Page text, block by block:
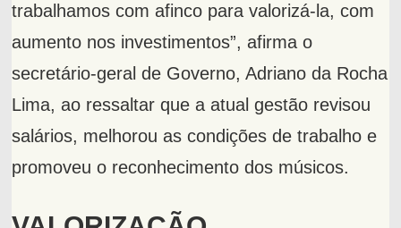
trabalhamos com afinco para valorizá-la, com
aumento nos investimentos”, afirma o
secretário-geral de Governo, Adriano da Rocha
Lima, ao ressaltar que a atual gestão revisou
salários, melhorou as condições de trabalho e
promoveu o reconhecimento dos músicos.